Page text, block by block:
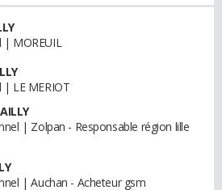
MOREUIL
LE MERIOT
| Zolpan - Responsable région lille
| Auchan - Acheteur gsm